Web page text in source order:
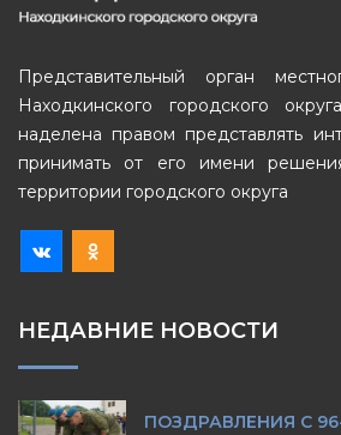
Представительный орган
Находкинского городского
наделена правом представлять
принимать от его имени
территории городского округа
НЕДАВНИЕ НОВОСТИ
ПОЗДРАВЛЕНИЯ С